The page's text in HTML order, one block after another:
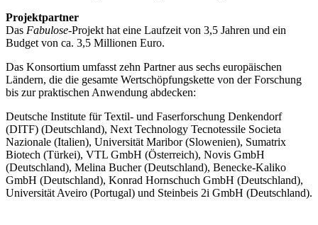
Projektpartner
Das Fabulose-Projekt hat eine Laufzeit von 3,5 Jahren und ein
Budget von ca. 3,5 Millionen Euro.
Das Konsortium umfasst zehn Partner aus sechs europäischen
Ländern, die die gesamte Wertschöpfungskette von der Forschung
bis zur praktischen Anwendung abdecken:
Deutsche Institute für Textil- und Faserforschung Denkendorf
(DITF) (Deutschland), Next Technology Tecnotessile Societa
Nazionale (Italien), Universität Maribor (Slowenien), Sumatrix
Biotech (Türkei), VTL GmbH (Österreich), Novis GmbH
(Deutschland), Melina Bucher (Deutschland), Benecke-Kaliko
GmbH (Deutschland), Konrad Hornschuch GmbH (Deutschland),
Universität Aveiro (Portugal) und Steinbeis 2i GmbH (Deutschland).